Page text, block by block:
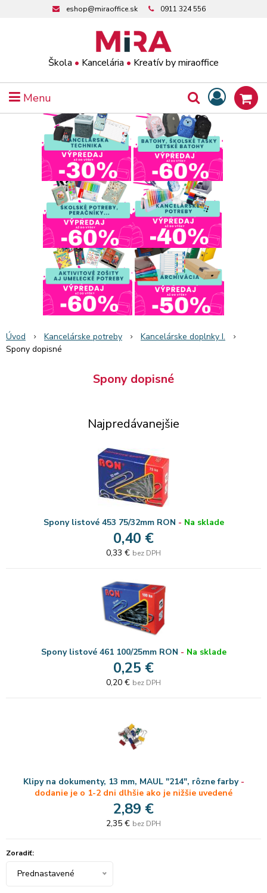
Škola • Kancelária • Kreatív by miraoffice
eshop@miraoffice.sk 0911 324 556
Menu
Úvod Kancelárske potreby
Kancelárske doplnky I.
Spony dopisné
Spony dopisné
Najpredávanejšie
Spony listové 453 75/32mm RON - Na sklade
0,40 €
0,33 € bez DPH
Spony listové 461 100/25mm RON - Na sklade
0,25 €
0,20 € bez DPH
Klipy na dokumenty, 13 mm, MAUL "214", rôzne farby-
dodanie je o 1-2 dni dlhšie ako je nižšie uvedené
2,89 €
2,35 € bez DPH
Zoradiť:
Prednastavené